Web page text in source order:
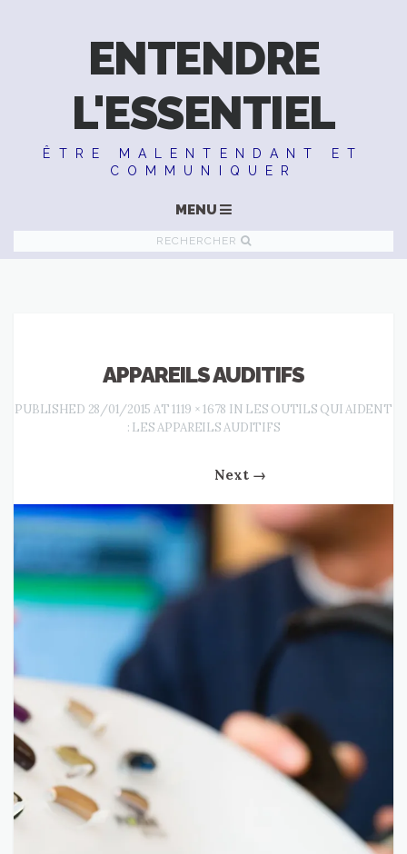
ENTENDRE
L'ESSENTIEL
ÊTRE MALENTENDANT ET
COMMUNIQUER
MENU
RECHERCHER
APPAREILS AUDITIFS
PUBLISHED 28/01/2015 AT1119 × 1678 IN LES OUTILS QUI AIDENT
: LES APPAREILS AUDITIFS
Next →